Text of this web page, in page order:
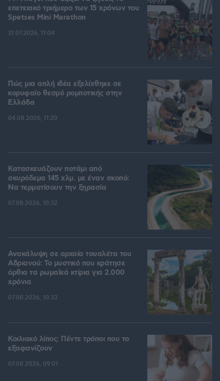
επετειακό τριήμερο των 15 χρόνων του
Spetses Mini Marathon
31.07.2026, 11:04
Πώς μια απλή ιδέα εξελίχθηκε σε
κορυφαίο θεσμό ρομποτικής στην
Ελλάδα
04.08.2026, 11:20
Κατασκευάζουν ποτάμι από
σκυρόδεμα 145 χλμ. με έναν σκοπό:
Να τερματίσουν την ξηρασία
07.08.2026, 10:32
Ανακάλυψη σε αρχαία τουαλέτα του
Αδριανού: Το μυστικό που κράτησε
όρθια τα ρωμαϊκά κτίρια για 2.000
χρόνια
07.08.2026, 10:33
Κοιλιακό λίπος: Πέντε τρόποι που το
εξαφανίζουν
07.08.2026, 09:01